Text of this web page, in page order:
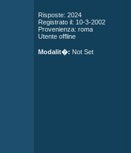
Risposte: 2024
Registrato il: 10-3-2002
Provenienza: roma
Utente offline
Modalit�: Not Set